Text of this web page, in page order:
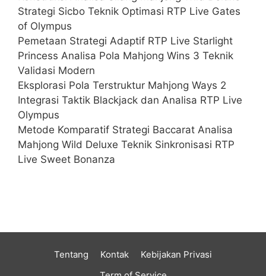
Strategi Sicbo Teknik Optimasi RTP Live Gates
of Olympus
Pemetaan Strategi Adaptif RTP Live Starlight
Princess Analisa Pola Mahjong Wins 3 Teknik
Validasi Modern
Eksplorasi Pola Terstruktur Mahjong Ways 2
Integrasi Taktik Blackjack dan Analisa RTP Live
Olympus
Metode Komparatif Strategi Baccarat Analisa
Mahjong Wild Deluxe Teknik Sinkronisasi RTP
Live Sweet Bonanza
Tentang Kontak
Kebijakan Privasi